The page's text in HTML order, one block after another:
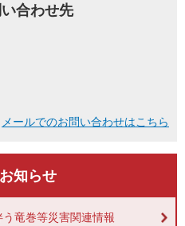
合わせ先
メールでのお問い合わせはこちら
知らせ
竜巻等災害関連情報